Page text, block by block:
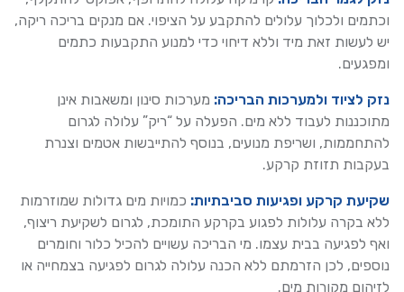
וכתמים ולכלוך עלולים להתקבע על הציפוי. אם מנקים בריכה ריקה,
יש לעשות זאת מיד וללא דיחוי כדי למנוע התקבעות כתמים
ומפגעים.
נזק לציוד ולמערכות הבריכה: מערכות סינון ומשאבות אינן
מתוכננות לעבוד ללא מים. הפעלה על “ריק” עלולה לגרום
להתחממות, ושריפת מנועים, בנוסף להתייבשות אטמים וצנרת
בעקבות תזוזת קרקע.
שקיעת קרקע ופגיעות סביבתיות: כמויות מים גדולות שמוזרמות
ללא בקרה עלולות לפגוע בקרקע התומכת, לגרום לשקיעת ריצוף,
ואף לפגיעה בבית עצמו. מי הבריכה עשויים להכיל כלור וחומרים
נוספים, לכן הזרמתם ללא הכנה עלולה לגרום לפגיעה בצמחייה או
לזיהום מקורות מים.